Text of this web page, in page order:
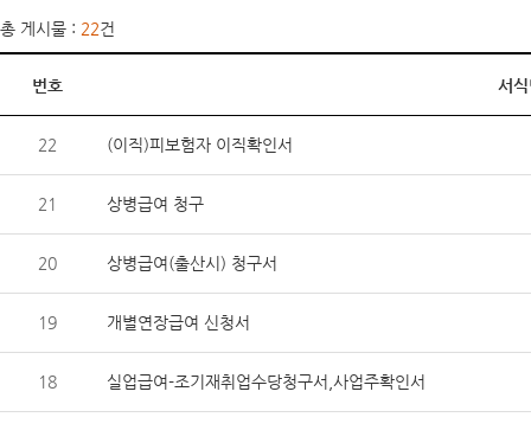
총 게시물 : 22건
번호 서
22 (이직)피보험자 이직확인서
21 상병급여 청구
20 상병급여(출산시) 청구서
19 개별연장급여 신청서
18 실업급여-조기재취업수당청구서,사업주확인서